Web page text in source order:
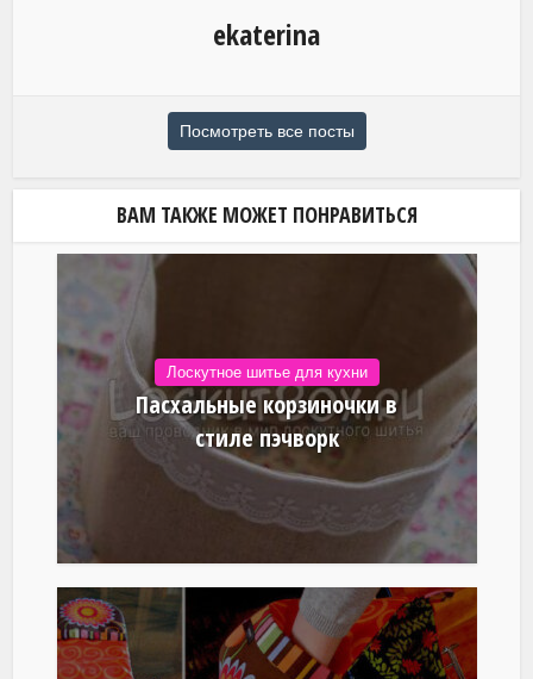
ekaterina
Посмотреть все посты
ВАМ ТАКЖЕ МОЖЕТ ПОНРАВИТЬСЯ
Лоскутное шитье для кухни
Пасхальные корзиночки в
стиле пэчворк